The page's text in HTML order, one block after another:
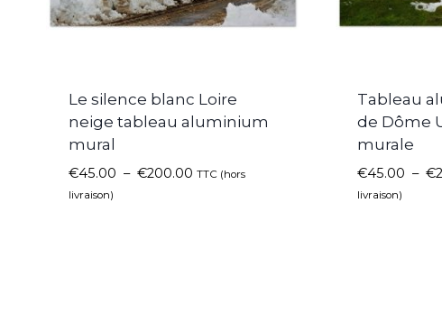
Le silence blanc Loire
neige tableau aluminium
mural
€45.00 – €200.00 TTC (hors
livraison)
Tableau
de Dôme
murale
€45.00 – €
livraison)